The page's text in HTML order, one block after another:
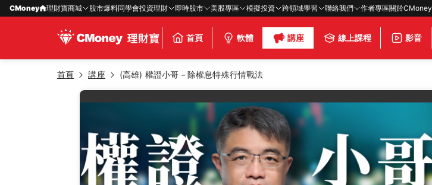
CMoney 理財寶商城 股市爆料同學會投資理財 即時股市 美股專區 模擬投資 跨領域學習 聯絡我們 作者專區關於CMoney
首頁 軟體 講座 線上課程 影音
首頁 講座 (高雄) 權證小哥－除權息特殊行情戰法